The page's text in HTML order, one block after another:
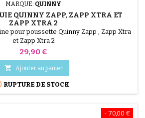
MARQUE: QUINNY
QUINNY ZAPP, ZAPP XTRA ET
ZAPP XTRA 2
pour poussette Quinny Zapp , Zapp Xtra
et Zapp Xtra 2
Prix
29,90 €
 Ajouter au panier
RUPTURE DE STOCK
- 70,00 €